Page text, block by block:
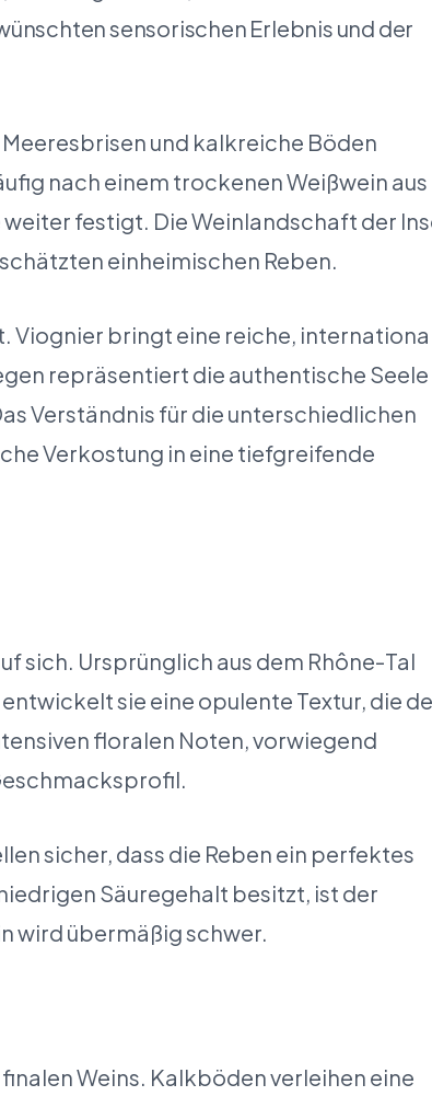
sensorischen Erlebnis und der
und kalkreiche Böden
nach einem trockenen Weißwein aus
festigt. Die Weinlandschaft der
einheimischen Reben.
Viognier bringt eine reiche,
repräsentiert die authentische Seele
Verständnis für die unterschiedlichen
Verkostung in eine tiefgreifende
sich. Ursprünglich aus dem Rhône-Tal
sie eine opulente Textur, die
floralen Noten, vorwiegend
sicher, dass die Reben ein perfektes
Säuregehalt besitzt, ist der
wird übermäßig schwer.
Weins. Kalkböden verleihen eine